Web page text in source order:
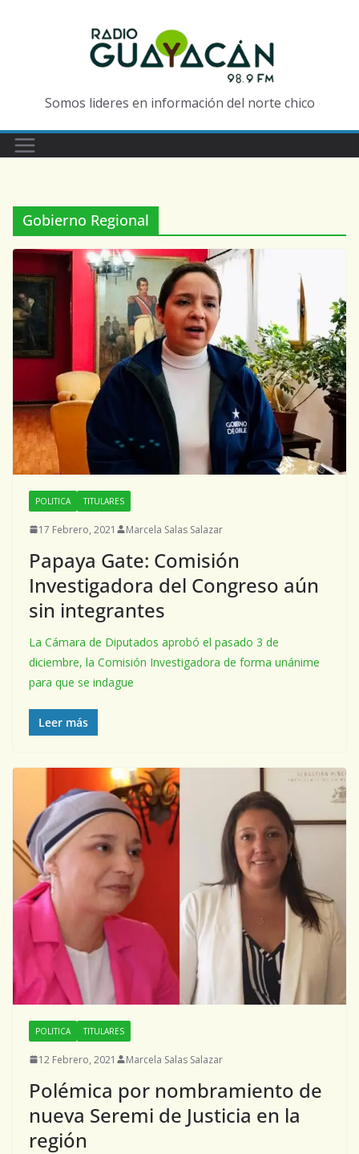
Somos lideres en información del norte chico
Gobierno Regional
POLITICA TITULARES
17 Febrero, 2021 Marcela Salas Salazar
Papaya Gate: Comisión
Investigadora del Congreso aún
sin integrantes
La Cámara de Diputados aprobó el pasado 3 de
diciembre, la Comisión Investigadora de forma unánime
para que se indague
Leer más
POLITICA TITULARES
12 Febrero, 2021 Marcela Salas Salazar
Polémica por nombramiento de
nueva Seremi de Justicia en la
región